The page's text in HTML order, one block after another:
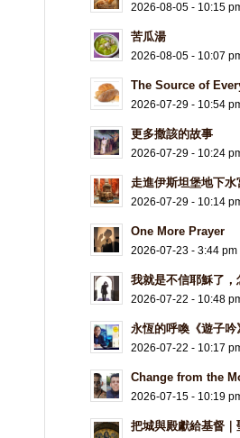
2026-08-05 - 10:15
苦瓜湯
2026-08-05 - 10:07
The Source of
2026-07-29 - 10:54
更多撒該的故事
2026-07-29 - 10:24
走進伊斯坦堡地下水
2026-07-29 - 10:14
One More Prayer
2026-07-23 - 3:44 pm
我就是不信耶穌了，
2026-07-22 - 10:48
永恆的呼喚《遊子吟
2026-07-22 - 10:17
Change from the
2026-07-15 - 10:19
把城與殿獻給基督｜